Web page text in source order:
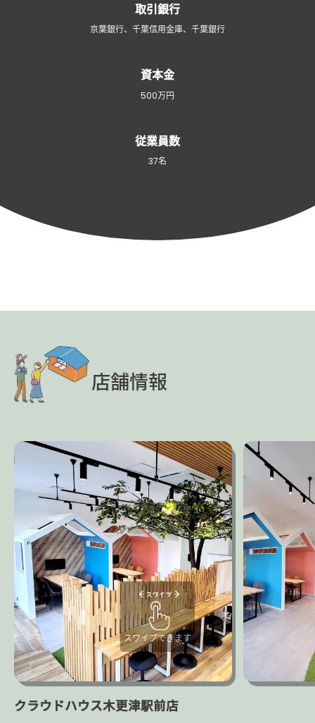
取引銀行
京葉銀行、千葉信用金庫、千葉銀行
資本金
500万円
従業員数
37名
店舗情報
クラウドハウス木更津駅前店
スワイプできます